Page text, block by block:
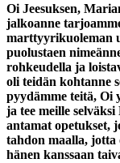
Oi Jeesuksen,
jalkoanne
marttyyrikuoleman
puolustaen
rohkeudella ja
oli teidän kohtanne
pyydämme teitä, Oi
ja tee meille
antamat opetukset,
tahdon maalla, jotta
hänen kanssaan